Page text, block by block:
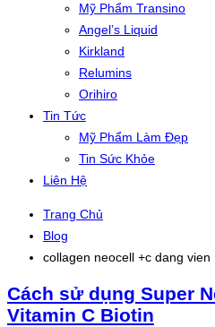
Mỹ Phẩm Transino
Angel’s Liquid
Kirkland
Relumins
Orihiro
Tin Tức
Mỹ Phẩm Làm Đẹp
Tin Sức Khỏe
Liên Hệ
Trang Chủ
Blog
collagen neocell +c dang vien
Cách sử dụng Super
Vitamin C Biotin